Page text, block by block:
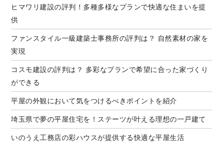
ヒマワリ建設の評判！多種多様なプランで快適な住まいを提
供
ファンスタイル一級建築士事務所の評判は？ 自然素材の家を
実現
コスモ建設の評判は？ 多彩なプランで希望に合った家づくり
ができる
平屋の外観において気をつけるべきポイントを紹介
埼玉県で夢の平屋住宅を！ステーツが叶える理想の一戸建て
いのうえ工務店の彩ハウスが提供する快適な平屋生活